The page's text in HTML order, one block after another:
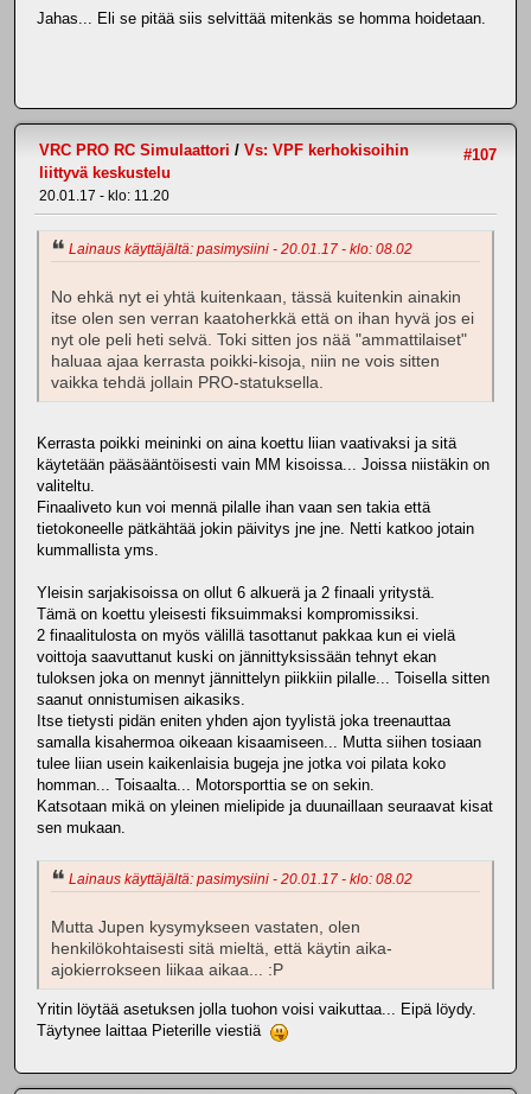
Jahas... Eli se pitää siis selvittää mitenkäs se homma hoidetaan.
#107
VRC PRO RC Simulaattori / Vs: VPF kerhokisoihin
liittyvä keskustelu
20.01.17 - klo: 11.20
Lainaus käyttäjältä: pasimysiini - 20.01.17 - klo: 08.02
No ehkä nyt ei yhtä kuitenkaan, tässä kuitenkin ainakin
itse olen sen verran kaatoherkkä että on ihan hyvä jos ei
nyt ole peli heti selvä. Toki sitten jos nää "ammattilaiset"
haluaa ajaa kerrasta poikki-kisoja, niin ne vois sitten
vaikka tehdä jollain PRO-statuksella.
Kerrasta poikki meininki on aina koettu liian vaativaksi ja sitä
käytetään pääsääntöisesti vain MM kisoissa... Joissa niistäkin on
valiteltu.
Finaaliveto kun voi mennä pilalle ihan vaan sen takia että
tietokoneelle pätkähtää jokin päivitys jne jne. Netti katkoo jotain
kummallista yms.
Yleisin sarjakisoissa on ollut 6 alkuerä ja 2 finaali yritystä.
Tämä on koettu yleisesti fiksuimmaksi kompromissiksi.
2 finaalitulosta on myös välillä tasottanut pakkaa kun ei vielä
voittoja saavuttanut kuski on jännittyksissään tehnyt ekan
tuloksen joka on mennyt jännittelyn piikkiin pilalle... Toisella sitten
saanut onnistumisen aikasiks.
Itse tietysti pidän eniten yhden ajon tyylistä joka treenauttaa
samalla kisahermoa oikeaan kisaamiseen... Mutta siihen tosiaan
tulee liian usein kaikenlaisia bugeja jne jotka voi pilata koko
homman... Toisaalta... Motorsporttia se on sekin.
Katsotaan mikä on yleinen mielipide ja duunaillaan seuraavat kisat
sen mukaan.
Lainaus käyttäjältä: pasimysiini - 20.01.17 - klo: 08.02
Mutta Jupen kysymykseen vastaten, olen
henkilökohtaisesti sitä mieltä, että käytin aika-
ajokierrokseen liikaa aikaa... :P
Yritin löytää asetuksen jolla tuohon voisi vaikuttaa... Eipä löydy.
Täytynee laittaa Pieterille viestiä